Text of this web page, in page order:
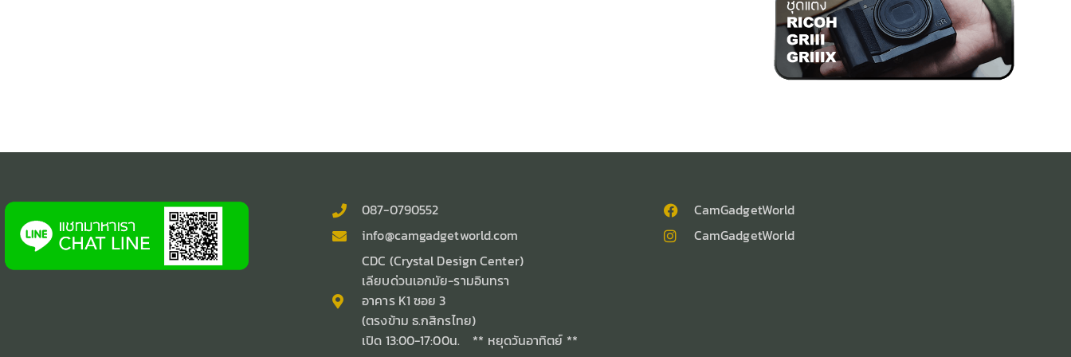
087-0790552
info@camgadgetworld.com
CDC (Crystal Design Center)
เลียบด่วนเอกมัย-รามอินทรา
อาคาร K1 ซอย 3
(ตรงข้าม ธ.กสิกรไทย)
เปิด 13:00-17:00น. ** หยุดวันอาทิตย์ **
CamGadgetWorld
CamGadgetWorld